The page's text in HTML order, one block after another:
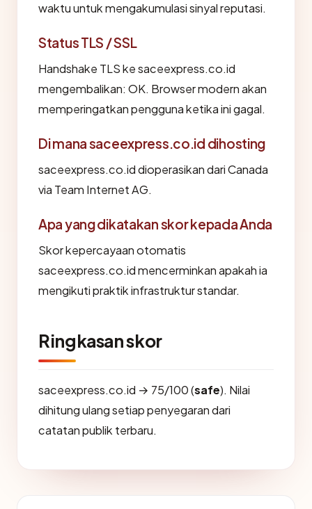
waktu untuk mengakumulasi sinyal reputasi.
Status TLS / SSL
Handshake TLS ke saceexpress.co.id
mengembalikan: OK. Browser modern akan
memperingatkan pengguna ketika ini gagal.
Di mana saceexpress.co.id dihosting
saceexpress.co.id dioperasikan dari Canada
via Team Internet AG.
Apa yang dikatakan skor kepada Anda
Skor kepercayaan otomatis
saceexpress.co.id mencerminkan apakah ia
mengikuti praktik infrastruktur standar.
Ringkasan skor
saceexpress.co.id → 75/100 (safe). Nilai
dihitung ulang setiap penyegaran dari
catatan publik terbaru.